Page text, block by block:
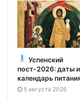
Успенский
пост-2026: даты и
календарь
5 августа 2026